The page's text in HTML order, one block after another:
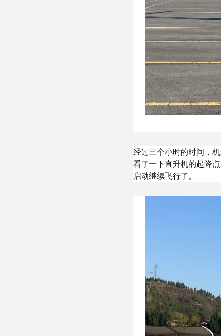
经过三个小时的时间，
看了一下直升机的起降
启动继续飞行了。